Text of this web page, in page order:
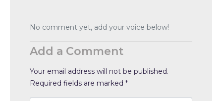
No comment yet, add your voice below!
Add a Comment
Your email address will not be published.
Required fields are marked *